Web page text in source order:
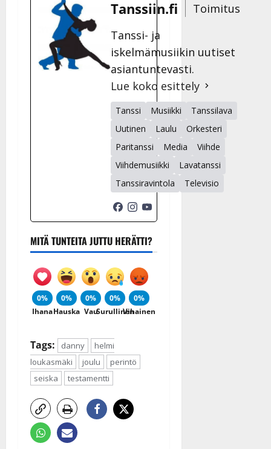
Tanssiin.fi
Toimitus
Tanssi- ja
iskelmämusiikin uutiset
asiantuntevasti.
Lue koko esittely
Tanssi Musiikki
Tanssilava
Uutinen
Laulu
Orkesteri
Paritanssi
Media
Viihde
Viihdemusiikki
Lavatanssi
Tanssiravintola
Televisio
MITÄ TUNTEITA JUTTU HERÄTTI?
0%
Ihana
0%
Hauska
0%
Vau
0%
Surullinen
0%
Vihainen
Tags: danny
helmi
loukasmäki
joulu
perintö
seiska
testamentti